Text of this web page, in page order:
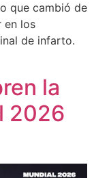
que cambió de
en los
de infarto.
la
2026